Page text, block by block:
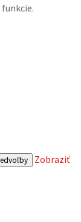
Zobraziť